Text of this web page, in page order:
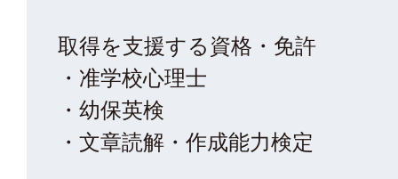
取得を支援する資格・免許
・准学校心理士
・幼保英検
・文章読解・作成能力検定